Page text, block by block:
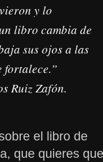
y lo
libro cambia de
sus ojos a las
fortalece.”
Ruiz Zafón.
el libro de
que quieres